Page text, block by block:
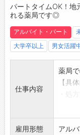
パートタイムOK！地
れる薬局です◎
アルバイト・パート
大学卒以上
男女活躍
仕事内容
薬局
【具
・医
・品
・清
雇用形態 アル